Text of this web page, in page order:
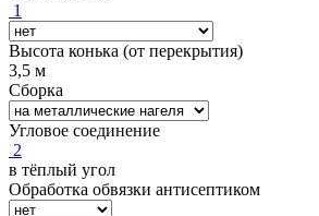
1
Высота конька (от перекрытия)
3,5 м
Сборка
Угловое соединение
2
в тёплый угол
Обработка обвязки антисептиком